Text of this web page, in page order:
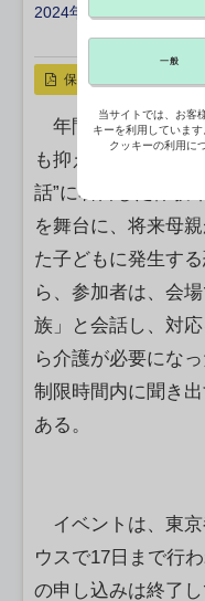
2024年11月12日 18:53
保存
年間10万人を超
も抑えようと、経
話”に着目した体験
を舞台に、将来母
た子どもに発生す
ら、参加者は、会
族」と会話し、対
ら介護が必要にな
制限時間内に聞き
ある。
イベントは、東京
ウスで17日まで行
の申し込みは終了
一般
当サイトでは、お客
キーを利用していま
クッキーの利用に